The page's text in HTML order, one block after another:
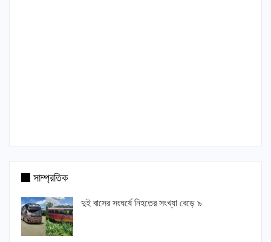
সাম্প্রতিক
দুই বাসের সংঘর্ষে নিহতের সংখ্যা বেড়ে ৯